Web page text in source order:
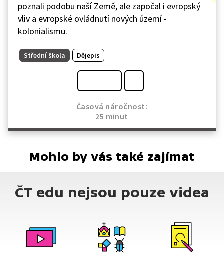
poznali podobu naší Země, ale započal i evropský
vliv a evropské ovládnutí nových území -
kolonialismu.
Střední škola Dějepis
Časová náročnost:
25 minut
Mohlo by vás také zajímat
ČT edu nejsou pouze videa